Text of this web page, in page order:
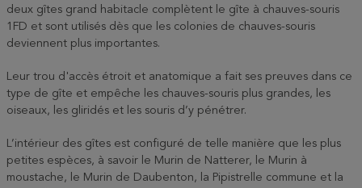
deux gîtes grand habitacle complètent le gîte à chauves-souris
1FD et sont utilisés dès que les colonies de chauves-souris
deviennent plus importantes.
Leur trou d'accès étroit et anatomique a fait ses preuves dans ce
type de gîte et empêche les chauves-souris plus grandes, les
oiseaux, les gliridés et les souris d’y pénétrer.
L’intérieur des gîtes est configuré de telle manière que les plus
petites espèces, à savoir le Murin de Natterer, le Murin à
moustache, le Murin de Daubenton, la Pipistrelle commune et la